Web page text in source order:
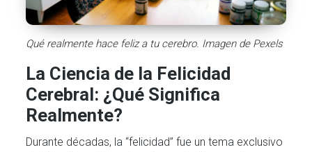
Qué realmente hace feliz a tu cerebro. Imagen de Pexels
La Ciencia de la Felicidad
Cerebral: ¿Qué Significa
Realmente?
Durante décadas, la “felicidad” fue un tema exclusivo